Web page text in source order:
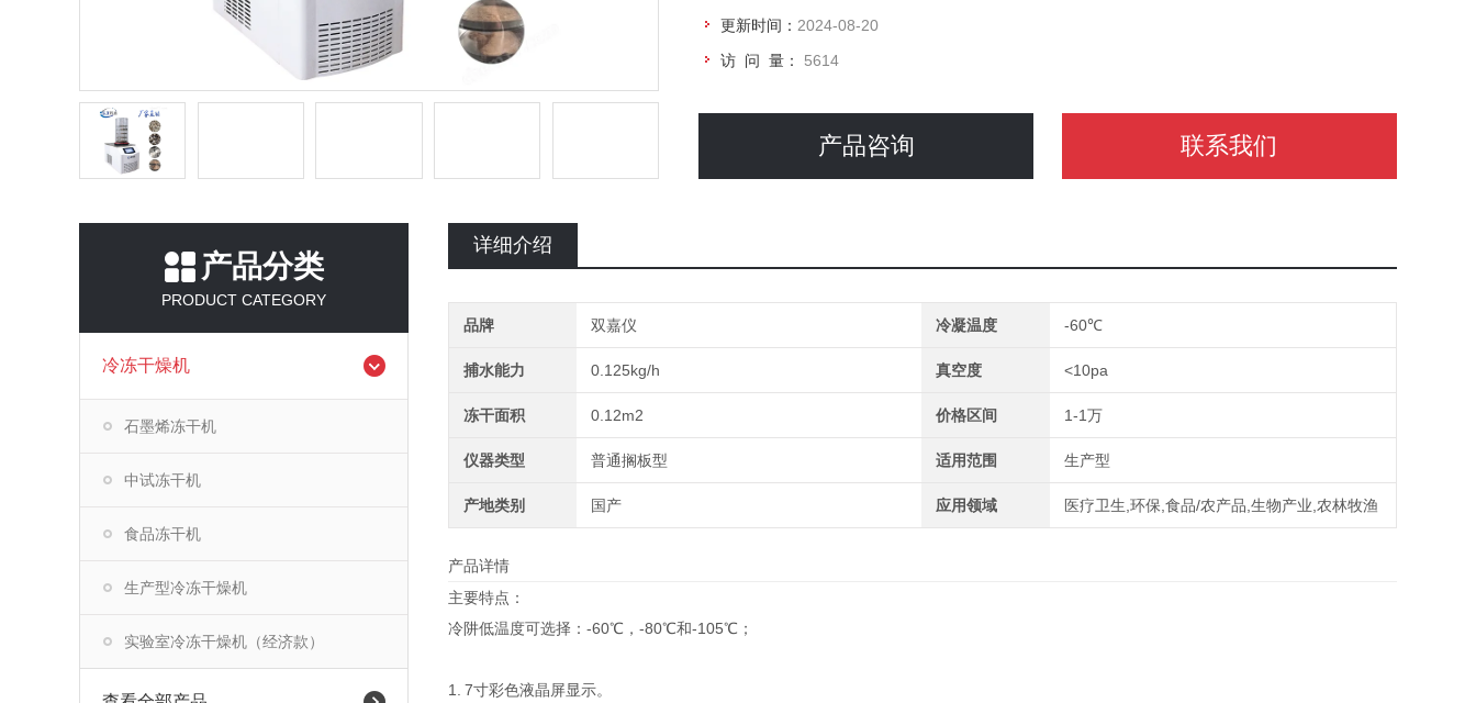
更新时间： 2024-08-20
访 问 量： 5614
产品咨询 联系我们
产品分类
PRODUCT CATEGORY
冷冻干燥机
石墨烯冻干机
中试冻干机
食品冻干机
生产型冷冻干燥机
实验室冷冻干燥机（经济款）
详细介绍
品牌 双嘉仪 冷凝温度 -60℃
捕水能力 0.125kg/h 真空度 <10pa
冻干面积 0.12m2 价格区间 1-1万
仪器类型 普通搁板型 适用范围 生产型
产地类别 国产 应用领域 医疗卫生,环保,食品/农产品,生物产业,农林牧渔
产品详情
主要特点：
冷阱低温度可选择：-60℃，-80℃和-105℃；
1. 7寸彩色液晶屏显示。